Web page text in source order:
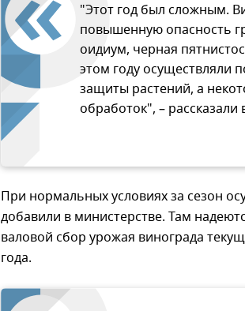
"Этот год был сложным.
повышенную опасность
оидиум, черная
этом году осуществляли
защиты растений, а
обработок", – рассказали
При нормальных условиях за сезон
добавили в министерстве. Там
валовой сбор урожая винограда
года.